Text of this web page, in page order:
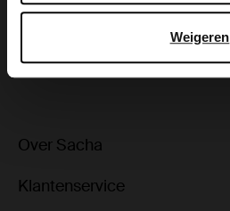
Weigeren
Over Sacha
Klantenservice